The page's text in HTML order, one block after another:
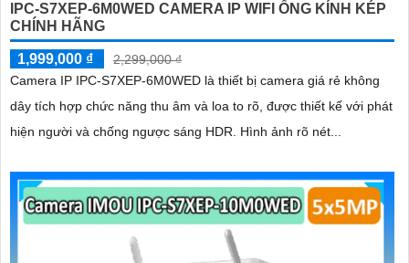
IPC-S7XEP-6M0WED CAMERA IP WIFI ỐNG KÍNH KÉP
CHÍNH HÃNG
1,999,000 ₫
2,299,000 ₫
Camera IP IPC-S7XEP-6M0WED là thiết bị camera giá rẻ không
dây tích hợp chức năng thu âm và loa to rõ, được thiết kế với phát
hiện người và chống ngược sáng HDR. Hình ảnh rõ nét...